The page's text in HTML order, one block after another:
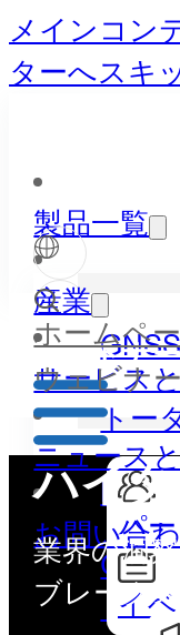
メインコン
ターへスキ
製品一覧
トー
LiDAR
GIS
ト
産業
サービス
パ
ター
ニュース
イ
お問い合
パートナ
ホームペ
ウェビナー
ハイ
業界の洞
ブレーク